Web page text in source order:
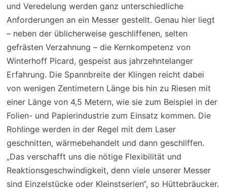
und Veredelung werden ganz unterschiedliche
Anforderungen an ein Messer gestellt. Genau hier liegt
– neben der üblicherweise geschliffenen, selten
gefrästen Verzahnung – die Kernkompetenz von
Winterhoff Picard, gespeist aus jahrzehntelanger
Erfahrung. Die Spannbreite der Klingen reicht dabei
von wenigen Zentimetern Länge bis hin zu Riesen mit
einer Länge von 4,5 Metern, wie sie zum Beispiel in der
Folien- und Papierindustrie zum Einsatz kommen. Die
Rohlinge werden in der Regel mit dem Laser
geschnitten, wärmebehandelt und dann geschliffen.
„Das verschafft uns die nötige Flexibilität und
Reaktionsgeschwindigkeit, denn viele unserer Messer
sind Einzelstücke oder Kleinstserien“, so Hüttebräucker.